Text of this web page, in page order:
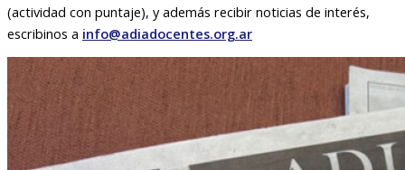
(actividad con puntaje), y además recibir noticias de interés,
escribinos a info@adiadocentes.org.ar